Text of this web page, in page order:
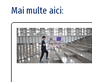
Mai multe aici: